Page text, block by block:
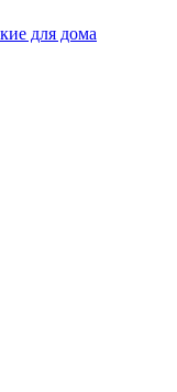
для дома